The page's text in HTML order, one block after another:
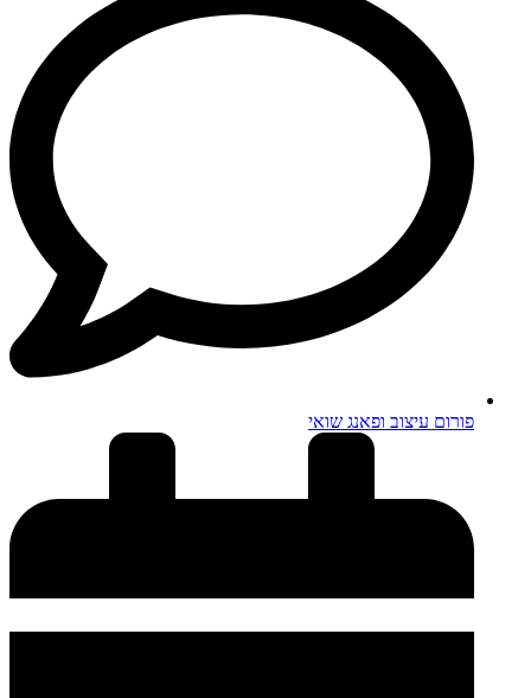
פורום עיצוב ופאנג שואי